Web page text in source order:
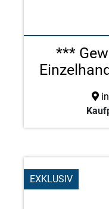
***
EXKLUSIV